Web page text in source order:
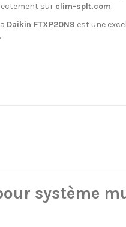
sur clim-splt.com.
Daikin FTXP20N9 est une
.
système